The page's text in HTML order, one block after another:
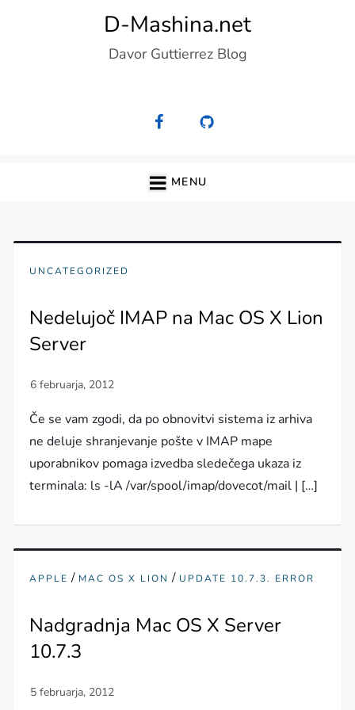
D-Mashina.net
Davor Guttierrez Blog
MENU
UNCATEGORIZED
Nedelujoč IMAP na Mac OS X Lion
Server
Če se vam zgodi, da po obnovitvi sistema iz arhiva
ne deluje shranjevanje pošte v IMAP mape
uporabnikov pomaga izvedba sledečega ukaza iz
terminala: ls -lA /var/spool/imap/dovecot/mail | […]
APPLE / MAC OS X LION / UPDATE 10.7.3. ERROR
Nadgradnja Mac OS X Server
10.7.3